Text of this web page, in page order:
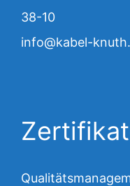
38-10
info@kabel-